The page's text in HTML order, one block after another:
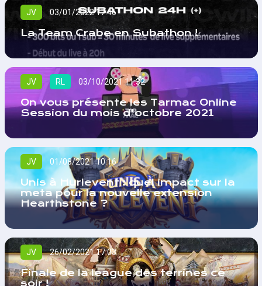
JV 03/01/2022 17:46
La Team Crabe en Subathon !
JV RL 03/10/2021 11:32
On vous présente les Tarmac Online
Session du mois d'octobre 2021
JV 01/08/2021 10:16
Unis à Hurlevent : quel impact sur la
meta pour la nouvelle extension
Hearthstone ?
JV 26/02/2021 17:03
Finale de la league des terrines ce
soir !